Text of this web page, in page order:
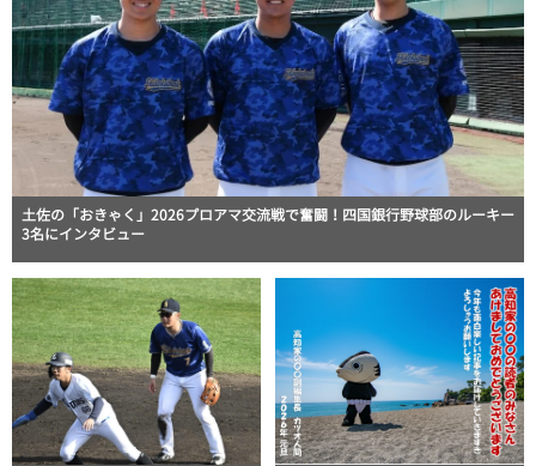
土佐の「おきゃく」2026プロアマ交流戦で奮闘！四国銀行野球部のルーキー
3名にインタビュー